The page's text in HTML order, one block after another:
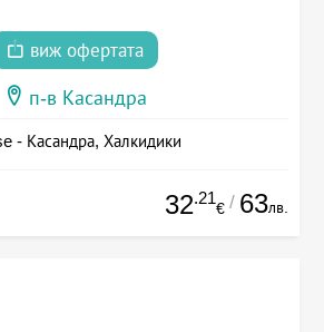
виж офертата
п-в Касандра
- Касандра, Халкидики
32.21
€ / 63лв.